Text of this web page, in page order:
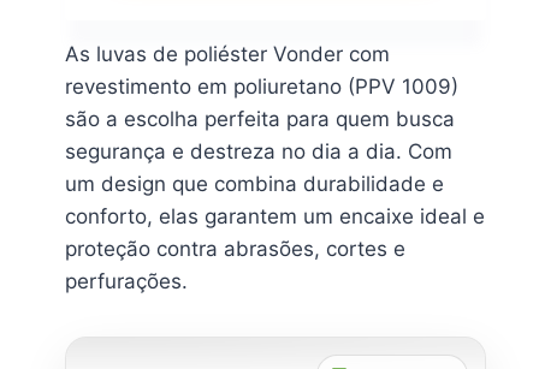
As luvas de poliéster Vonder com
revestimento em poliuretano (PPV 1009)
são a escolha perfeita para quem busca
segurança e destreza no dia a dia. Com
um design que combina durabilidade e
conforto, elas garantem um encaixe ideal e
proteção contra abrasões, cortes e
perfurações.